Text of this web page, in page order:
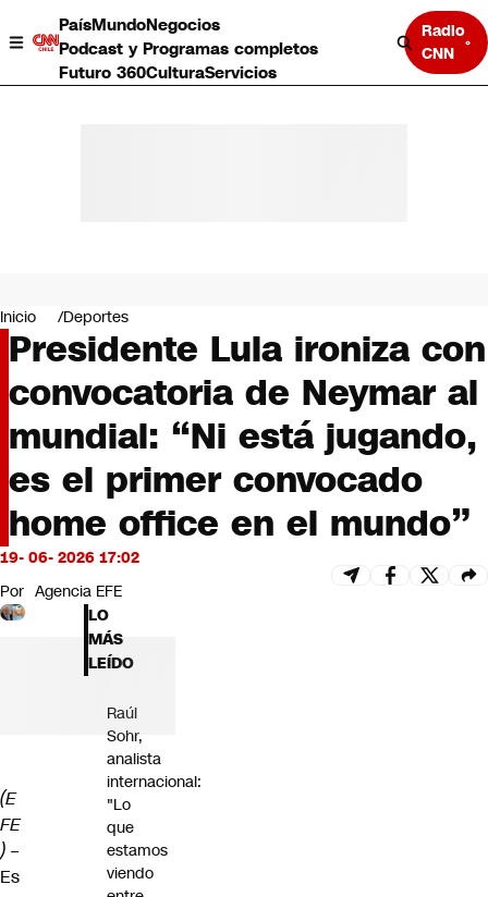
PaísMundoNegocios
Podcast y Programas completos
Futuro 360CulturaServicios
Radio
CNN
Negocios
Deportes
Programas completos
Cultura
Servicios
Bits
CNN tiempo
Opinión
Inicio Deportes
Presidente Lula ironiza con
convocatoria de Neymar al
mundial: “Ni está jugando,
es el primer convocado
home office en el mundo”
19- 06- 2026 17:02
Por Agencia EFE
(E
FE
) –
Es
LO
MÁS
LEÍDO
Raúl
Sohr,
analista
internacional:
"Lo
que
estamos
viendo